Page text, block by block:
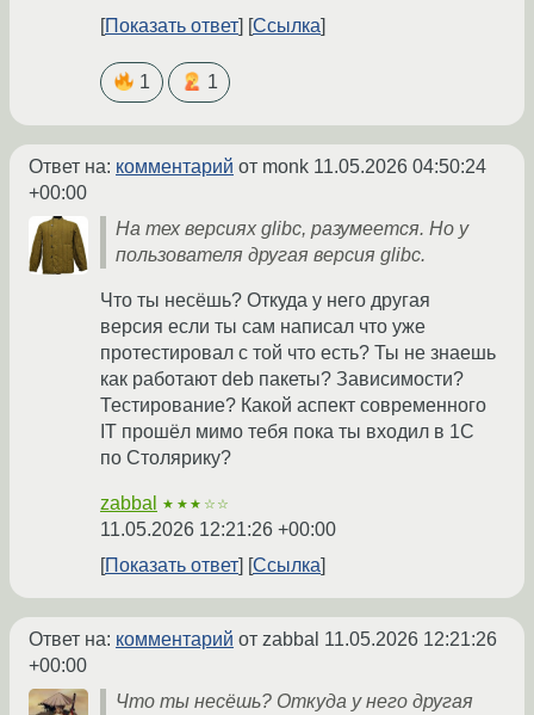
Показать ответ Ссылка
1 1
Ответ на: комментарий от monk 11.05.2026 04:50:24
+00:00
На тех версиях glibc, разумеется. Но у
пользователя другая версия glibc.
Что ты несёшь? Откуда у него другая
версия если ты сам написал что уже
протестировал с той что есть? Ты не знаешь
как работают deb пакеты? Зависимости?
Тестирование? Какой аспект современного
IT прошёл мимо тебя пока ты входил в 1С
по Столярику?
zabbal ★★★☆☆
11.05.2026 12:21:26 +00:00
Показать ответ
Ссылка
Ответ на: комментарий от zabbal 11.05.2026 12:21:26
+00:00
Что ты несёшь? Откуда у него другая